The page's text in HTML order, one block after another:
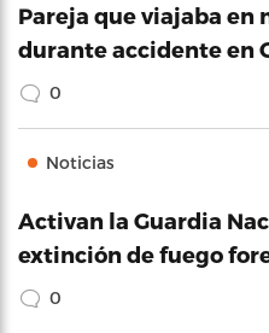
Pareja que viajaba en
durante accidente en
0
Noticias
Activan la Guardia
extinción de fuego
0